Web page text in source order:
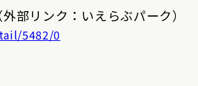
部リンク：いえらぶパーク）
5482/0